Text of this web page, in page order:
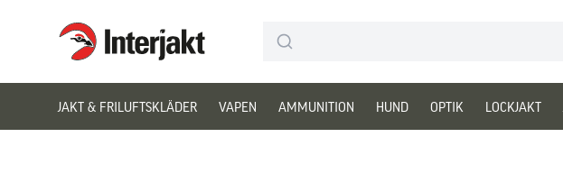
Interjakt DK
JAKT & FRILUFTSKLÄDER VAPEN AMMUNITION HUND OPTIK LOCKJAKT